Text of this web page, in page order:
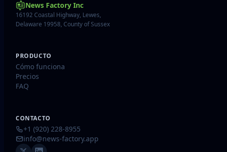
News Factory Inc
16192 Coastal Highway, Lewes,
Delaware 19958, County of Sussex
PRODUCTO
Cómo funciona
Precios
FAQ
CONTACTO
+1 (920) 228-8955
info@news-factory.app